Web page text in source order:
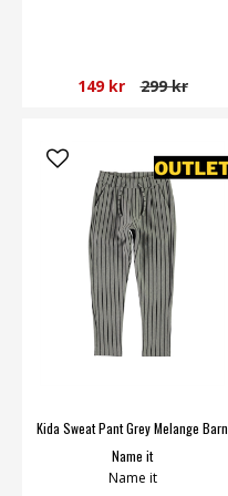
149 kr 299 kr
Kida Sweat Pant Grey Melange Barn
Name it
Name it